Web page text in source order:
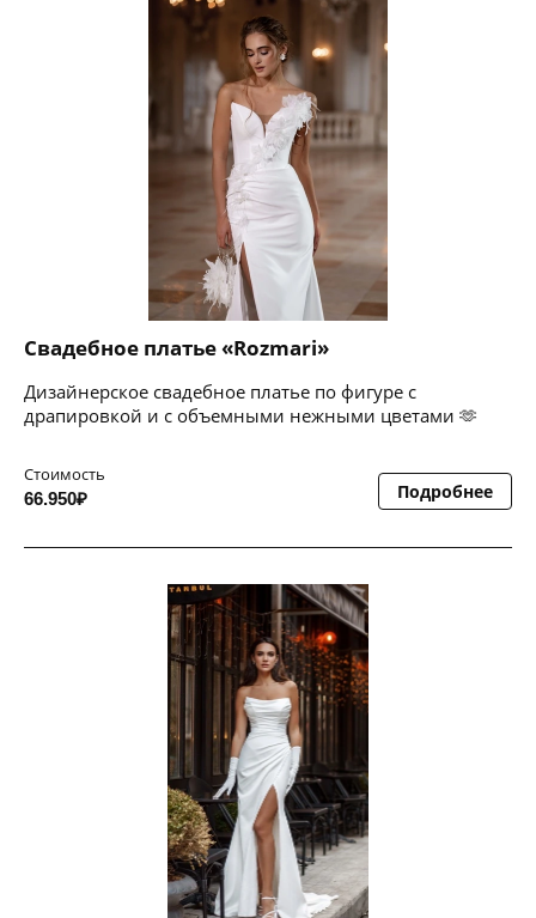
Свадебное платье «Rozmari»
Дизайнерское свадебное платье по фигуре с
драпировкой и с объемными нежными цветами 🫶
Стоимость
66.950₽ Подробнее